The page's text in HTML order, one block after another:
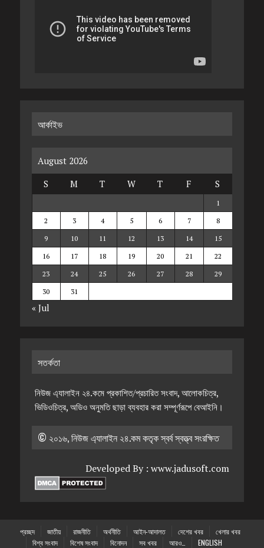
আর্কাইভ
August 2026
S
M T W T F S
1
2
3 4 5 6 7
8
9
10 11 12 13 14
15
16
17 18 19 20 21
22
23
24 25 26 27 28
29
30
31
« Jul
সতর্কতা
নিউজ এ্যালাইন ২৪.কমে প্রকাশিত/প্রচারিত সংবাদ, আলোকচিত্র,
ভিডিওচিত্র, অডিও অনুমতি ছাড়া ব্যবহার করা সম্পূর্ণরূপে বেআইনি।
© ২০১৬, নিউজ এ্যালাইন ২৪.কম কতৃক স্বর্ব স্বত্ত্ব সংরক্ষিত
Developed By :www.jadusoft.com
প্রচ্ছদ জাতীয় রাজনীতি অর্থনীতি আইন-আদালত দেশের খবর
খেলার খবর
বিশ্ব সংবাদ
বিশেষ সংবাদ বিনোদন সব খবর আরও… ENGLISH